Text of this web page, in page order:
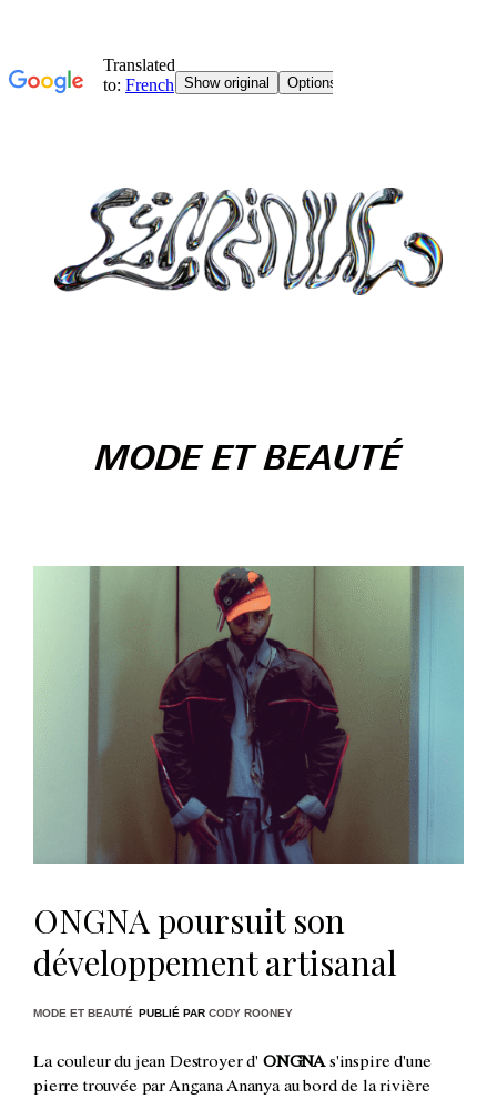
MODE ET BEAUTÉ
ONGNA poursuit son
développement artisanal
MODE ET BEAUTÉ PUBLIÉ PAR CODY ROONEY
La couleur du jean Destroyer d' ONGNAs'inspire d'une
pierre trouvée par Angana Ananya au bord de la rivière